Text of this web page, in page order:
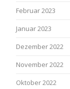
Februar 2023
Januar 2023
Dezember 2022
November 2022
Oktober 2022